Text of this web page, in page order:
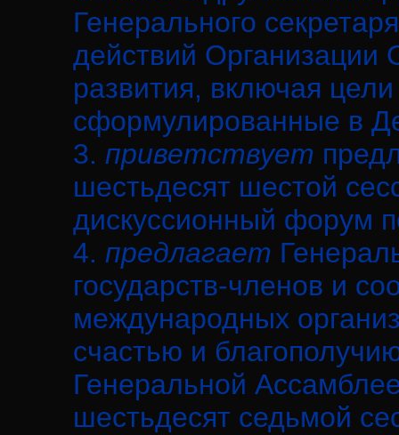
Генерального
действий
развития, включая
сформулированные в
3. приветствует
шестьдесят шестой
дискуссионный форум
4. предлагает
государств-членов и
международных
счастью и
Генеральной
шестьдесят седьмой